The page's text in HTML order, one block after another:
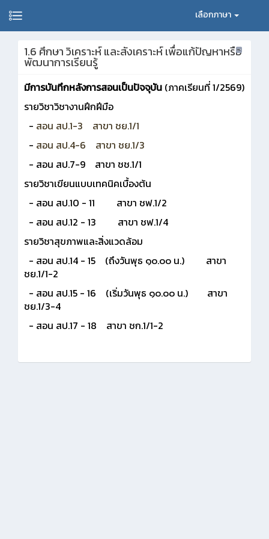
เลือกภาษา
1.6 ศึกษา วิเคราะห์ และสังเคราะห์ เพื่อแก้ปัญหาหรือ
พัฒนาการเรียนรู้
มีการบันทึกหลังการสอนเป็นปัจจุบัน (ภาคเรียนที่ 1/2569)
รายวิชาวิชางานฝึกฝีมือ
- สอน สป.1-3 สาขา ชย.1/1
- สอน สป.4-6 สาขา ชย.1/3
- สอน สป.7-9 สาขา ชช.1/1
รายวิชาเขียนแบบเทคนิคเบื้องต้น
- สอน สป.10 - 11 สาขา ชฟ.1/2
- สอน สป.12 - 13 สาขา ชฟ.1/4
รายวิชาสุขภาพและสิ่งแวดล้อม
- สอน สป.14 - 15 (ถึงวันพุธ ๑๐.๐๐ น.) สาขา
ชย.1/1-2
- สอน สป.15 - 16 (เริ่มวันพุธ ๑๐.๐๐ น.) สาขา
ชย.1/3-4
- สอน สป.17 - 18 สาขา ชก.1/1-2